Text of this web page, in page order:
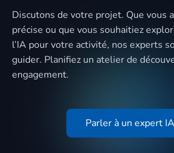
Discutons de votre projet. Que vous
précise ou que vous souhaitiez
l’IA pour votre activité, nos experts
guider. Planifiez un atelier de
engagement.
Parler à un expert IA